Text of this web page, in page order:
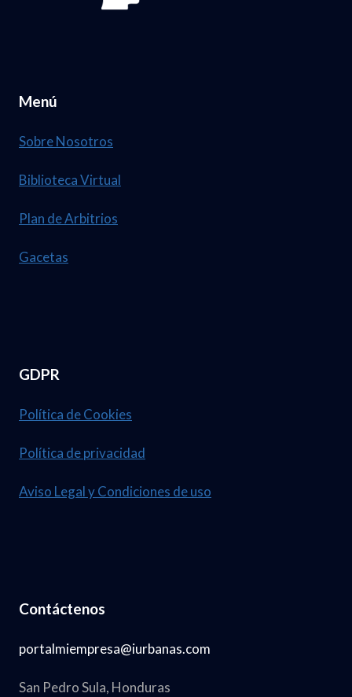
Menú
Sobre Nosotros
Biblioteca Virtual
Plan de Arbitrios
Gacetas
GDPR
Política de Cookies
Política de privacidad
Aviso Legal y Condiciones de uso
Contáctenos
portalmiempresa@iurbanas.com
San Pedro Sula, Honduras